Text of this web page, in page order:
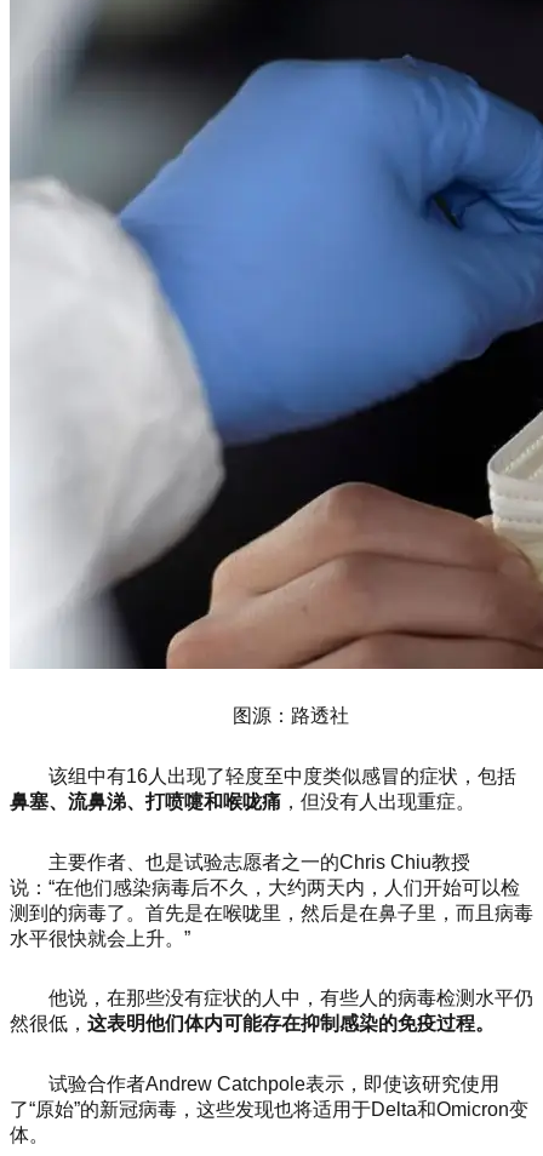
图源：路透社
该组中有16人出现了轻度至中度类似感冒的症状，包括
鼻塞、流鼻涕、打喷嚏和喉咙痛 ，但没有人出现重症。
主要作者、也是试验志愿者之一的Chris Chiu教授
说：“在他们感染病毒后不久，大约两天内，人们开始可以检
测到的病毒了。首先是在喉咙里，然后是在鼻子里，而且病毒
水平很快就会上升。”
他说，在那些没有症状的人中，有些人的病毒检测水平仍
然很低， 这表明他们体内可能存在抑制感染的免疫过程。
试验合作者Andrew Catchpole表示，即使该研究使用
了“原始”的新冠病毒，这些发现也将适用于Delta和Omicron变
体。